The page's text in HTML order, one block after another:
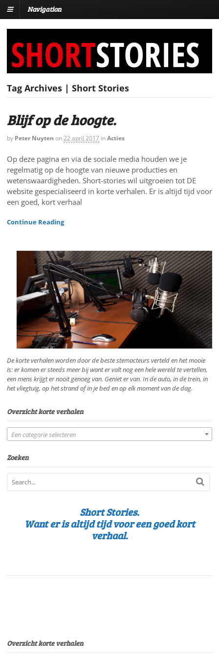
Navigation
Tag Archives | Short Stories
Blijf op de hoogte.
by Peter Nuyten on22 april 2017 inActies
Op deze pagina en via de sociale media houden we je
regelmatig op de hoogte van nieuwe producties en
wetenswaardigheden. Short-stories wil uitgroeien tot DE
website gespecialiseerd in korte verhalen. Er is altijd tijd voor
een goed, kort verhaal
Continue Reading
De korte verhalen worden door de beste stemacteurs verteld en het mooie
is: er komen er steeds meer bij want er valt nog een hele wereld te vertellen,
een mens krijgt er nooit genoeg van. Geniet er van. In de auto, in de trein, in
het vliegtuig, op het strand of in je bed en op elk moment van de dag.
Overzicht korte verhalen
Een categorie selecteren
Zoeken
Short Stories.
Want er is altijd tijd voor een goed kort
verhaal.
Overzicht korte verhalen